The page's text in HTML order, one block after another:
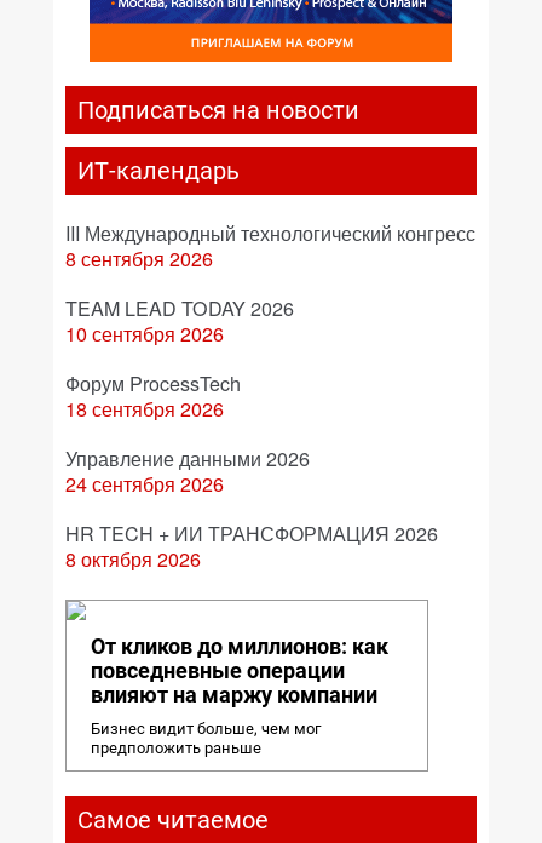
Подписаться на новости
ИТ-календарь
III Международный технологический конгресс
8 сентября 2026
TEAM LEAD TODAY 2026
10 сентября 2026
Форум ProcessTech
18 сентября 2026
Управление данными 2026
24 сентября 2026
HR TECH + ИИ ТРАНСФОРМАЦИЯ 2026
8 октября 2026
От кликов до миллионов: как
повседневные операции
влияют на маржу компании
Бизнес видит больше, чем мог
предположить раньше
Самое читаемое